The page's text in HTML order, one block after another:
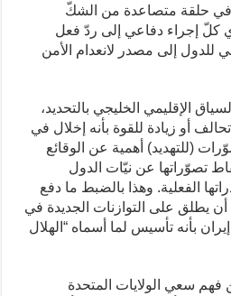
في حلقة متصاعدة من الشكّ
كلّ إجراء دفاعي إلى ردّ فعل
للدول إلى مصدر لانعدام الأمن
الإقليمي الخليجي بالتحديد،
أو زيادة للقوة بأنه إخلال في
(للتهديد) أهمية عن الوقائع
تصوّراتها عن نيّات الدول
الفعلية. وهذا بالضبط ما دفع
الأردن في عام 2005، أن يطلق على التوازنات الجديدة في
بأنه تأسيس لما أسماه “الهلال
فهم سعي الولايات المتحدة